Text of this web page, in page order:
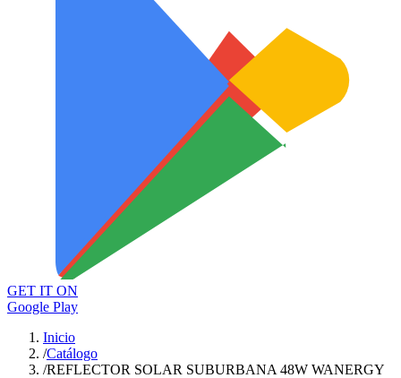
GET IT ON
Google Play
Inicio
/Catálogo
/REFLECTOR SOLAR SUBURBANA 48W WANERGY